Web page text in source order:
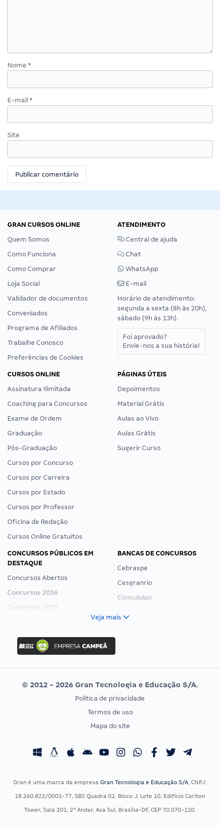
Nome *
E-mail *
Site
GRAN CURSOS ONLINE
Quem Somos
Como Funciona
Como Comprar
Loja Social
Validador de documentos
Conveniados
Programa de Afiliados
Trabalhe Conosco
Preferências de Cookies
ATENDIMENTO
Central de ajuda
Chat
WhatsApp
E-mail
Horário de atendimento:
segunda a sexta (8h às 20h),
sábado (9h às 13h).
Foi aprovado?
Envie-nos a sua história!
CURSOS ONLINE
Assinatura Ilimitada
Coaching para Concursos
Exame de Ordem
Graduação
Pós-Graduação
Cursos por Concurso
Cursos por Carreira
Cursos por Estado
Cursos por Professor
Oficina de Redação
Cursos Online Gratuitos
PÁGINAS ÚTEIS
Depoimentos
Material Grátis
Aulas ao Vivo
Aulas Grátis
Sugerir Curso
CONCURSOS PÚBLICOS EM
DESTAQUE
Concursos Abertos
Concursos 2026
Concursos 2025
Concurso Ibama
Concurso MPU
Editais publicados
BANCAS DE CONCURSOS
Cebraspe
Cesgranrio
Consulplan
Vunesp
CONCURSOS POR PROFISSÃO
Concursos Fiscais
Concursos Saúde
EXAME DE ORDEM
Calendário OAB
Veja mais
© 2012 - 2026 Gran Tecnologia e Educação S/A.
Política de privacidade
Termos de uso
Mapa do site
Gran é uma marca da empresa Gran Tecnologia e Educação S/A, CNPJ:
18.260.822/0001-77, SBS Quadra 02, Bloco J, Lote 10, Edifício Carlton
Tower, Sala 201, 2º Andar, Asa Sul, Brasília-DF, CEP 70.070-120.